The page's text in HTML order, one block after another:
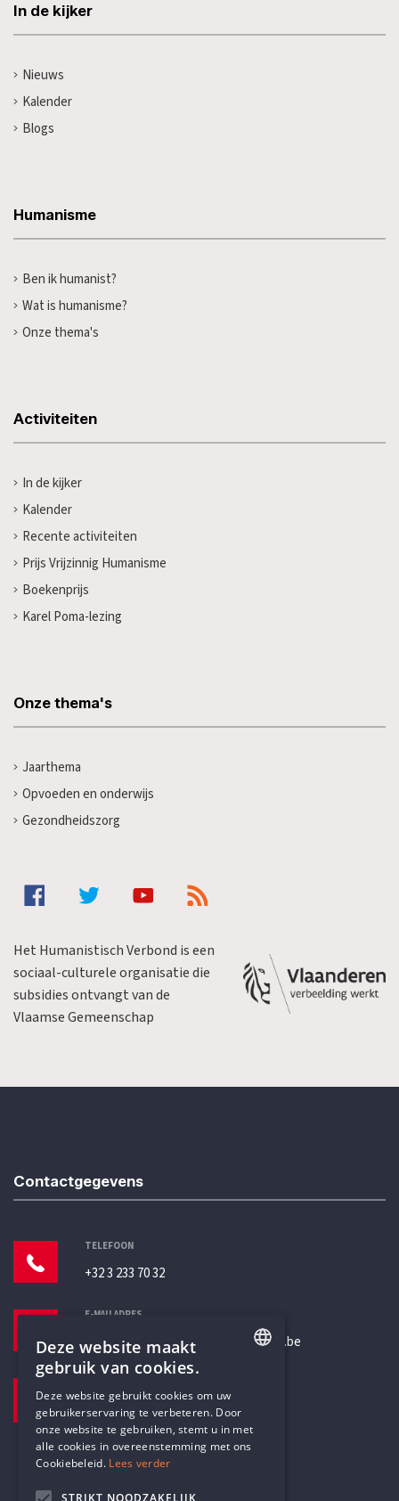
In de kijker
Nieuws
Kalender
Blogs
Humanisme
Ben ik humanist?
Wat is humanisme?
Onze thema's
Activiteiten
In de kijker
Kalender
Recente activiteiten
Prijs Vrijzinnig Humanisme
Boekenprijs
Karel Poma-lezing
Onze thema's
Jaarthema
Opvoeden en onderwijs
Gezondheidszorg
Het Humanistisch Verbond is een
sociaal-culturele organisatie die
subsidies ontvangt van de
Vlaamse Gemeenschap
Contactgegevens
TELEFOON
+32 3 233 70 32
E-MAILADRES
secretariaat@humanistischverbond.be
Pottenbrug 4
Antwerpen, 2000
DUTCH
Deze website maakt
gebruik van cookies.
Deze website gebruikt cookies om uw
gebruikerservaring te verbeteren. Door
onze website te gebruiken, stemt u in met
alle cookies in overeenstemming met ons
Cookiebeleid. Lees verder
STRIKT NOODZAKELIJK